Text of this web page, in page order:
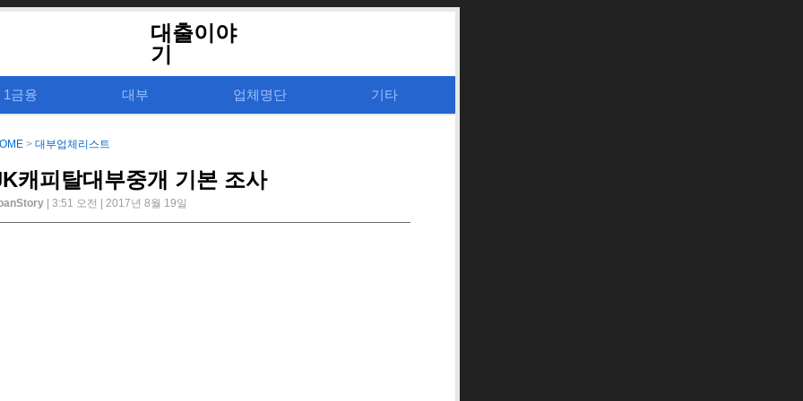
대출이야
기
1금융 대부 업체명단 기타
> 대부업체리스트
캐피탈대부중개 기본 조사
| 3:51 오전 | 2017년 8월 19일